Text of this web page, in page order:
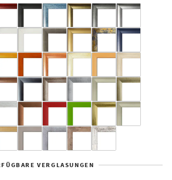
Alaska
VERGLASUNGEN